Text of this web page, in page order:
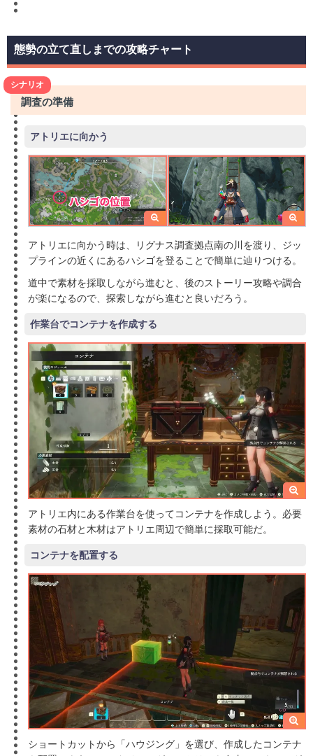
態勢の立て直しまでの攻略チャート
調査の準備
シナリオ
アトリエに向かう
アトリエに向かう時は、リグナス調査拠点南の川を渡り、ジッ
プラインの近くにあるハシゴを登ることで簡単に辿りつける。
道中で素材を採取しながら進むと、後のストーリー攻略や調合
が楽になるので、探索しながら進むと良いだろう。
作業台でコンテナを作成する
アトリエ内にある作業台を使ってコンテナを作成しよう。必要
素材の石材と木材はアトリエ周辺で簡単に採取可能だ。
コンテナを配置する
ショートカットから「ハウジング」を選び、作成したコンテナ